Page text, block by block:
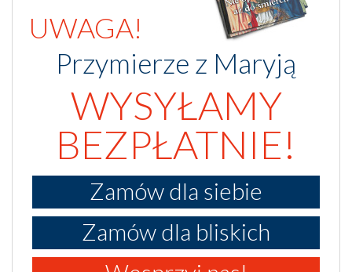
UWAGA!
Przymierze z Maryją
WYSYŁAMY
BEZPŁATNIE!
Zamów dla siebie
Zamów dla bliskich